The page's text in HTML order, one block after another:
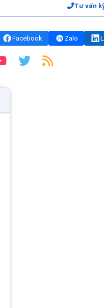
Tư vấn
Facebook Zalo